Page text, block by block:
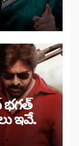
భగత్
ఇవే.